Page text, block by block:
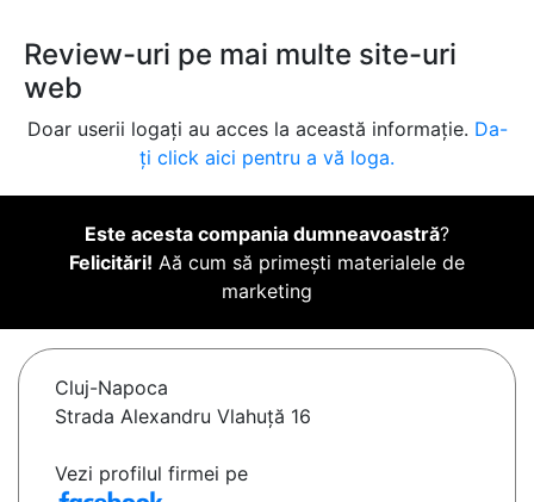
Review-uri pe mai multe site-uri
web
Doar userii logați au acces la această informație. Da-
ți click aici pentru a vă loga.
Este acesta compania dumneavoastră?
Felicitări! Aă cum să primești materialele de
marketing
Cluj-Napoca
Strada Alexandru Vlahuță 16
Vezi profilul firmei pe